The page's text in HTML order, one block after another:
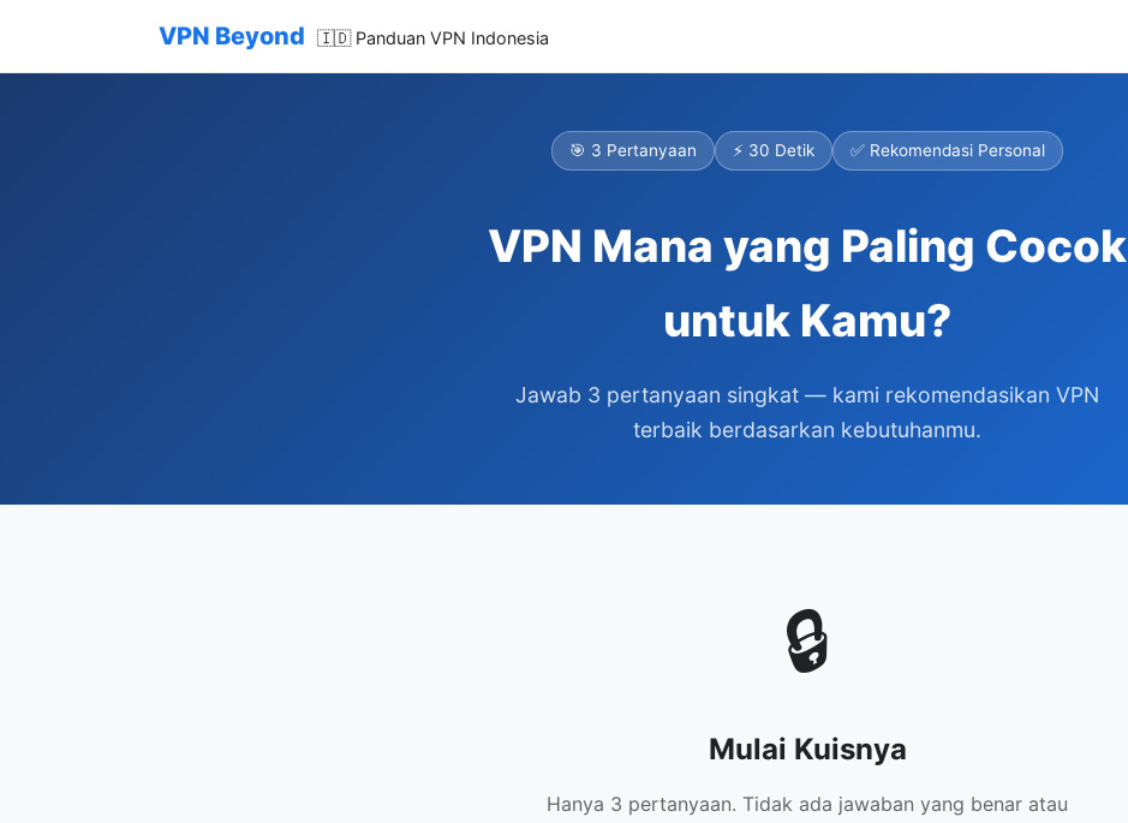
VPN Beyond 🇮🇩 Panduan VPN Indonesia
🎯 3 Pertanyaan ⚡ 30 Detik ✅ Rekomendasi Personal
VPN Mana yang Paling Cocok
untuk Kamu?
Jawab 3 pertanyaan singkat — kami rekomendasikan VPN
terbaik berdasarkan kebutuhanmu.
🔒
Mulai Kuisnya
Hanya 3 pertanyaan. Tidak ada jawaban yang benar atau